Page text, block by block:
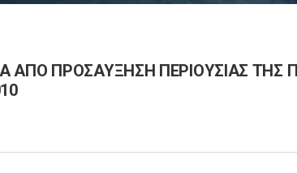
ΑΠΟ ΠΡΟΣΑΥΞΗΣΗ ΠΕΡΙΟΥΣΙΑΣ ΤΗΣ